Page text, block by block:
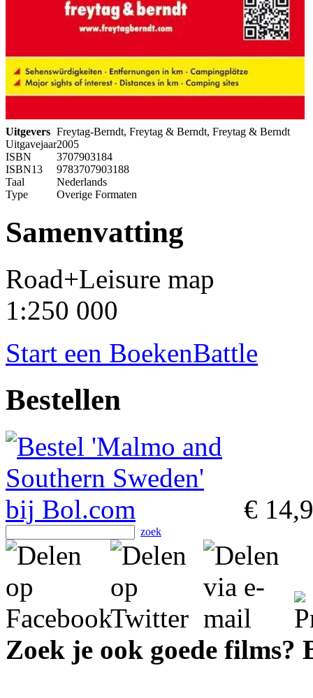
Uitgevers Freytag-Berndt, Freytag & Berndt, Freytag & Berndt
Uitgavejaar2005
ISBN
3707903184
ISBN13
9783707903188
Taal
Nederlands
Type
Overige Formaten
Samenvatting
Road+Leisure map
1:250 000
Start een BoekenBattle
Bestellen
€
zoek
Zoek je ook goede films?